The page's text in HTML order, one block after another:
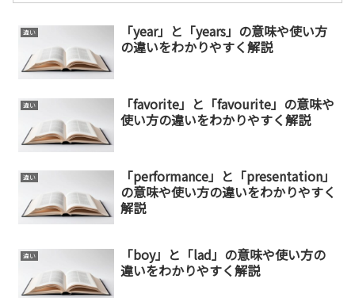
違い
「year」と「years」の意味や使い方
の違いをわかりやすく解説
違い
「favorite」と「favourite」の意味や
使い方の違いをわかりやすく解説
違い
「performance」と「presentation」
の意味や使い方の違いをわかりやすく
解説
違い
「boy」と「lad」の意味や使い方の
違いをわかりやすく解説